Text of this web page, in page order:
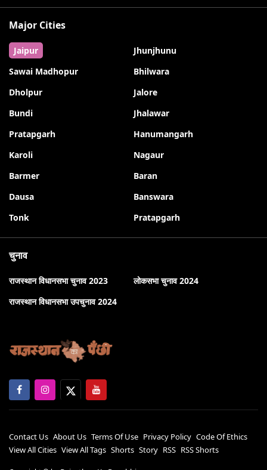
Major Cities
Jaipur
Jhunjhunu
Sawai Madhopur
Bhilwara
Dholpur
Jalore
Bundi
Jhalawar
Pratapgarh
Hanumangarh
Karoli
Nagaur
Barmer
Baran
Dausa
Banswara
Tonk
Pratapgarh
चुनाव
राजस्थान विधानसभा चुनाव 2023
लोकसभा चुनाव 2024
राजस्थान विधानसभा उपचुनाव 2024
Contact Us About Us Terms Of Use Privacy Policy Code Of Ethics
View All Cities View All Tags Shorts Story RSS RSS Shorts